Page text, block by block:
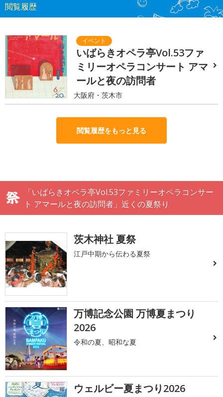
閲覧履歴
いばらきオペラ亭Vol.53ファ
ミリーオペラコンサート アマ
ールと夜の訪問者
大阪府・茨木市
閲覧履歴をもっと見る
「いばらきオペラ亭Vol.53ファミリーオペラコンサー
ト アマールと夜の訪問者」近くの夏祭り
茨木神社 夏祭
江戸中期から伝わる夏祭
万博記念公園 万博夏まつり
2026
令和の夏、昭和な夏
ウェルビー夏まつり2026